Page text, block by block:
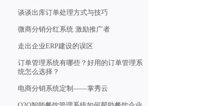
谈谈出库订单处理方式与技巧
微商分销分红系统 激励推广者
走出企业ERP建设的误区
订单管理系统有哪些？好用的订单管理系
统怎么选择？
电商分销系统定制——掌秀云